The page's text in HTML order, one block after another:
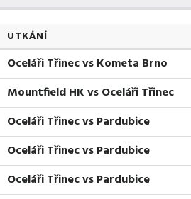
UTKÁNÍ
Oceláři Třinec vs Kometa Brno
Mountfield HK vs Oceláři Třinec
Oceláři Třinec vs Pardubice
Oceláři Třinec vs Pardubice
Oceláři Třinec vs Pardubice